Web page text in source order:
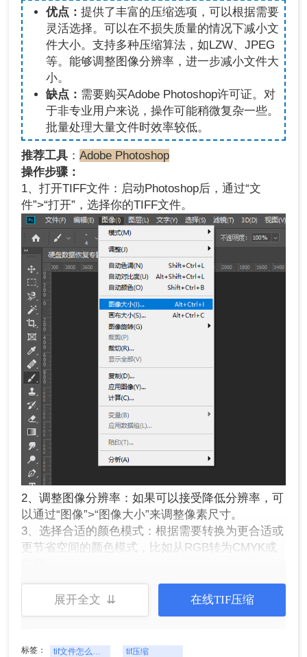
优点： 提供了丰富的压缩选项，可以根据需要
灵活选择。可以在不损失质量的情况下减小文
件大小。支持多种压缩算法，如LZW、JPEG
等。能够调整图像分辨率，进一步减小文件大
小。
缺点： 需要购买Adobe Photoshop许可证。对
于非专业用户来说，操作可能稍微复杂一些。
批量处理大量文件时效率较低。
推荐工具 ：Adobe Photoshop
操作步骤：
1、打开TIFF文件：启动Photoshop后，通过“文
件”>“打开”，选择你的TIFF文件。
2、调整图像分辨率：如果可以接受降低分辨率，可
以通过“图像”>“图像大小”来调整像素尺寸。
3、选择合适的颜色模式：根据需要转换为更合适或
更节省空间的颜色模式，比如从RGB转为CMYK或
展开全文 ⇊ 在线TIF压缩
标签： tif文件怎么压缩 tif压缩